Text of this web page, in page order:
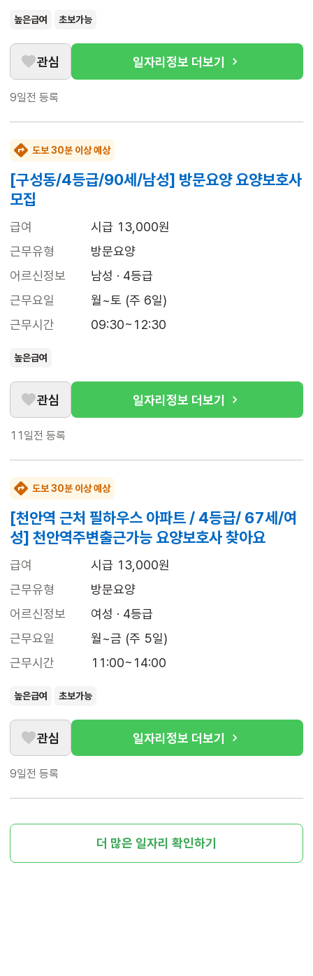
높은급여 초보가능
관심 일자리정보 더보기
9일전 등록
도보 30분 이상 예상
[구성동/4등급/90세/남성] 방문요양 요양보호사
모집
급여
시급 13,000원
근무유형
방문요양
어르신정보
남성 · 4등급
근무요일
월~토 (주 6일)
근무시간
09:30~12:30
높은급여
관심 일자리정보 더보기
11일전 등록
도보 30분 이상 예상
[천안역 근처 필하우스 아파트 / 4등급/ 67세/여
성] 천안역주변출근가능 요양보호사 찾아요
급여
시급 13,000원
근무유형
방문요양
어르신정보
여성 · 4등급
근무요일
월~금 (주 5일)
근무시간
11:00~14:00
높은급여 초보가능
관심 일자리정보 더보기
9일전 등록
더 많은 일자리 확인하기